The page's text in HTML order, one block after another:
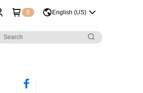
0 English (US)